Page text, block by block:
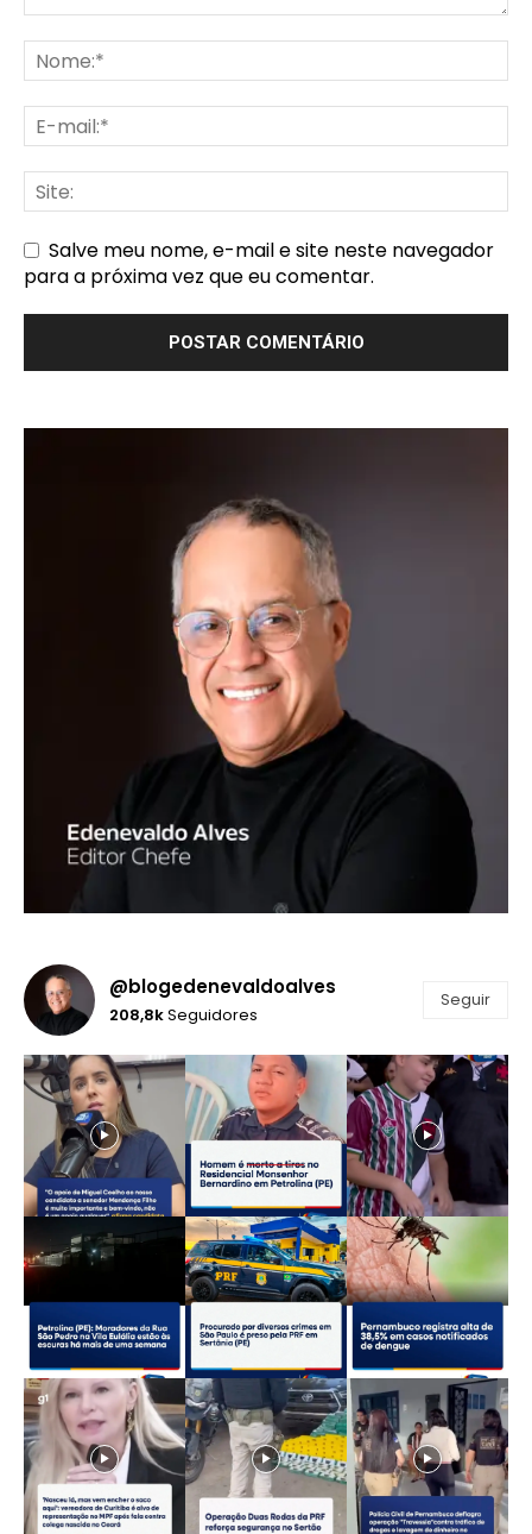
Salve meu nome, e-mail e site neste navegador
para a próxima vez que eu comentar.
@blogedenevaldoalves
208,8kSeguidores
Seguir